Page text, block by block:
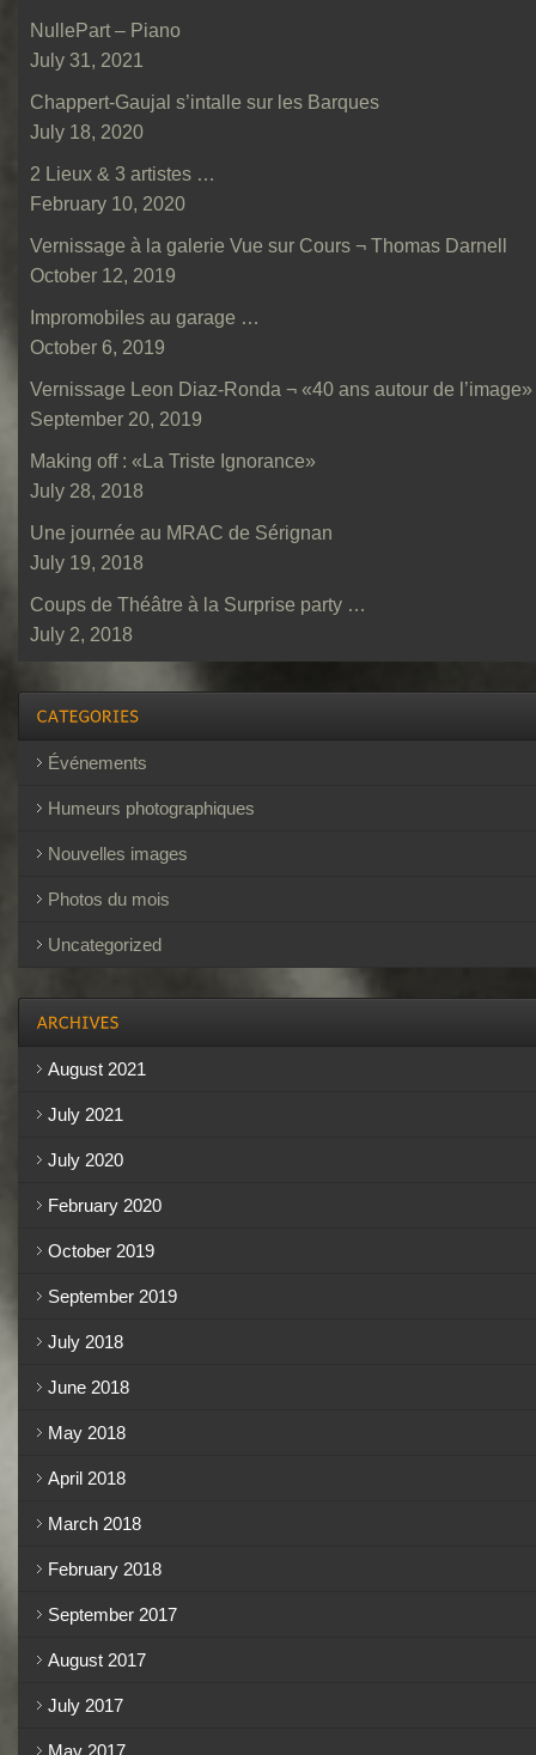
NullePart – Piano
July 31, 2021
Chappert-Gaujal s’intalle sur les Barques
July 18, 2020
2 Lieux & 3 artistes …
February 10, 2020
Vernissage à la galerie Vue sur Cours ¬ Thomas Darnell
October 12, 2019
Impromobiles au garage …
October 6, 2019
Vernissage Leon Diaz-Ronda ¬ «40 ans autour de l’image»
September 20, 2019
Making off : «La Triste Ignorance»
July 28, 2018
Une journée au MRAC de Sérignan
July 19, 2018
Coups de Théâtre à la Surprise party …
July 2, 2018
Événements
Humeurs photographiques
Nouvelles images
Photos du mois
Uncategorized
August 2021
July 2021
July 2020
February 2020
October 2019
September 2019
July 2018
June 2018
May 2018
April 2018
March 2018
February 2018
September 2017
August 2017
July 2017
May 2017